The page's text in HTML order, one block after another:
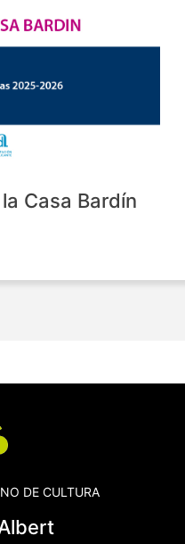
Casa Bardín
DE CULTURA